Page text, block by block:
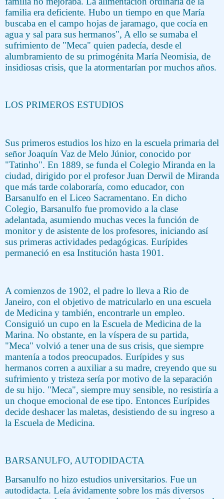
familia era deficiente. Hubo un tiempo en que María
buscaba en el campo hojas de jaramago, que cocía en
agua y sal para sus hermanos", A ello se sumaba el
sufrimiento de "Meca" quien padecía, desde el
alumbramiento de su primogénita María Neomisia, de
insidiosas crisis, que la atormentarían por muchos años.
LOS PRIMEROS ESTUDIOS
Sus primeros estudios los hizo en la escuela primaria del
señor Joaquín Vaz de Melo Júnior, conocido por
"Tatinho". En 1889, se funda el Colegio Miranda en la
ciudad, dirigido por el profesor Juan Derwil de Miranda
que más tarde colaboraría, como educador, con
Barsanulfo en el Liceo Sacramentano. En dicho
Colegio, Barsanulfo fue promovido a la clase
adelantada, asumiendo muchas veces la función de
monitor y de asistente de los profesores, iniciando así
sus primeras actividades pedagógicas. Eurípides
permaneció en esa Institución hasta 1901.
A comienzos de 1902, el padre lo lleva a Rio de
Janeiro, con el objetivo de matricularlo en una escuela
de Medicina y también, encontrarle un empleo.
Consiguió un cupo en la Escuela de Medicina de la
Marina. No obstante, en la víspera de su partida,
"Meca" volvió a tener una de sus crisis, que siempre
mantenía a todos preocupados. Eurípides y sus
hermanos corren a auxiliar a su madre, creyendo que su
sufrimiento y tristeza sería por motivo de la separación
de su hijo. "Meca", siempre muy sensible, no resistiría a
un choque emocional de ese tipo. Entonces Eurípides
decide deshacer las maletas, desistiendo de su ingreso a
la Escuela de Medicina.
BARSANULFO, AUTODIDACTA
Barsanulfo no hizo estudios universitarios. Fue un
autodidacta. Leía ávidamente sobre los más diversos